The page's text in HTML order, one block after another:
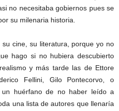
no necesitaba gobiernos pues se
su milenaria historia.
cine, su literatura, porque yo no
hago si no hubiera descubierto
y más tarde las de Ettore
Fellini, Gilo Pontecorvo, o
un huérfano de no haber leído a
una lista de autores que llenaría